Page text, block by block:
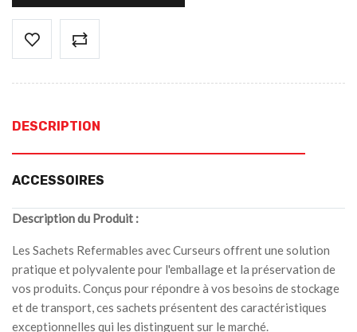
DESCRIPTION
ACCESSOIRES
Description du Produit :
Les Sachets Refermables avec Curseurs offrent une solution
pratique et polyvalente pour l'emballage et la préservation de
vos produits. Conçus pour répondre à vos besoins de stockage
et de transport, ces sachets présentent des caractéristiques
exceptionnelles qui les distinguent sur le marché.